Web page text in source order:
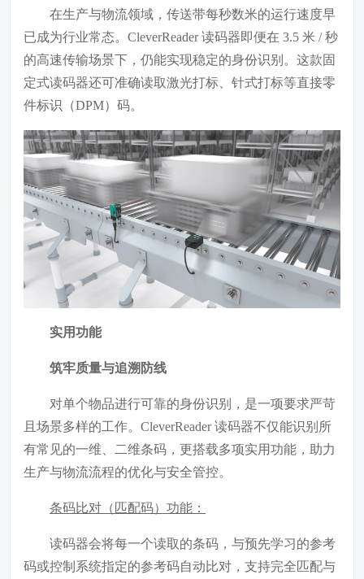
在生产与物流领域，传送带每秒数米的运行速度早
已成为行业常态。CleverReader 读码器即便在 3.5 米 / 秒
的高速传输场景下，仍能实现稳定的身份识别。这款固
定式读码器还可准确读取激光打标、针式打标等直接零
件标识（DPM）码。
实用功能
筑牢质量与追溯防线
对单个物品进行可靠的身份识别，是一项要求严苛
且场景多样的工作。CleverReader 读码器不仅能识别所
有常见的一维、二维条码，更搭载多项实用功能，助力
生产与物流流程的优化与安全管控。
条码比对（匹配码）功能：
读码器会将每一个读取的条码，与预先学习的参考
码或控制系统指定的参考码自动比对，支持完全匹配与